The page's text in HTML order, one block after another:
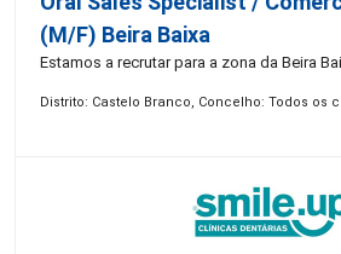
(M/F) Beira Baixa
Estamos a recrutar para a zona da Beira
Distrito: Castelo Branco, Concelho: Todos os